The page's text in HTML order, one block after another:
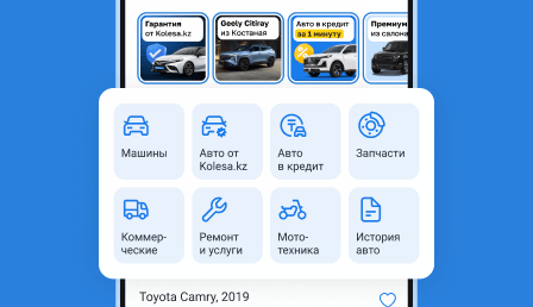
Бампер хундай палисад
Кызылорда,
Кызылординская область
Новая
Оригинальность
Оригинал